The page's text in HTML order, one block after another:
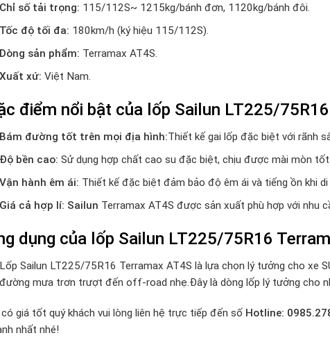
Chỉ số tải trọng: 115/112S~ 1215kg/bánh đơn, 1120kg/bánh đôi.
Tốc độ tối đa: 180km/h (ký hiệu 115/112S).
Dòng sản phẩm: Terramax AT4S.
Xuất xứ: Việt Nam.
điểm nổi bật của lốp Sailun LT225/
Bám đường tốt trên mọi địa hình:Thiết kế gai lốp đặc biệt với rãnh
Độ bền cao: Sử dụng hợp chất cao su đặc biệt, chịu được mài mòn
Vận hành êm ái: Thiết kế đặc biệt đảm bảo độ êm ái và tiếng ồn khi di
Giá cả hợp lí: Sailun Terramax AT4S được sản xuất phù hợp với nhu
dụng của lốp Sailun LT225/75R16
Lốp Sailun LT225/75R16 Terramax AT4S là lựa chọn lý tưởng cho xe
đường mưa trơn trượt đến off-road nhẹ.Đây là dòng lốp lý tưởng cho
giá tốt quý khách vui lòng liên hệ trực tiếp đến số Hotline:
nhất nhé!